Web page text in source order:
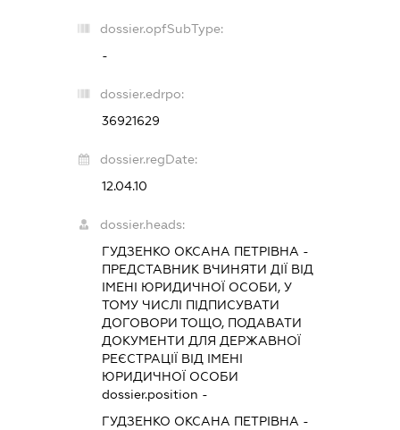
dossier.opfSubType:
-
dossier.edrpo:
36921629
dossier.regDate:
12.04.10
dossier.heads:
ГУДЗЕНКО ОКСАНА ПЕТРІВНА -
ПРЕДСТАВНИК ВЧИНЯТИ ДІЇ ВІД
ІМЕНІ ЮРИДИЧНОЇ ОСОБИ, У
ТОМУ ЧИСЛІ ПІДПИСУВАТИ
ДОГОВОРИ ТОЩО, ПОДАВАТИ
ДОКУМЕНТИ ДЛЯ ДЕРЖАВНОЇ
РЕЄСТРАЦІЇ ВІД ІМЕНІ
ЮРИДИЧНОЇ ОСОБИ
dossier.position -
ГУДЗЕНКО ОКСАНА ПЕТРІВНА -